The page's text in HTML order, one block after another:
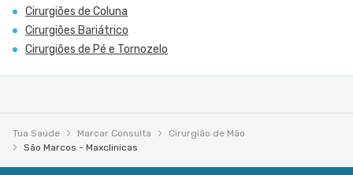
Cirurgiões de Coluna
Cirurgiões Bariátrico
Cirurgiões de Pé e Tornozelo
Tua Saúde Marcar Consulta
Cirurgião de Mão
São Marcos - Maxclinicas